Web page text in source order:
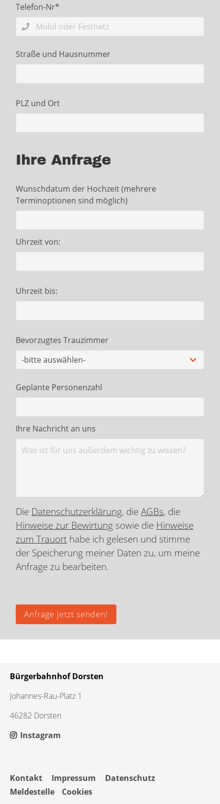
Pflichtfeld
Telefon-Nr*
Straße und Hausnummer
PLZ und Ort
Ihre Anfrage
Wunschdatum der Hochzeit (mehrere
Terminoptionen sind möglich)
Uhrzeit von:
Uhrzeit bis:
Bevorzugtes Trauzimmer
Geplante Personenzahl
Ihre Nachricht an uns
Die Datenschutzerklärung, dieAGBs, die
Hinweise zur Bewirtung sowie die Hinweise
zum Trauort habe ich gelesen und stimme
der Speicherung meiner Daten zu, um meine
Anfrage zu bearbeiten.
Anfrage jetzt senden!
Bürgerbahnhof Dorsten
Johannes-Rau-Platz 1
46282 Dorsten
Instagram
überspringen
Kontakt Impressum
Datenschutz
Meldestelle
Cookies